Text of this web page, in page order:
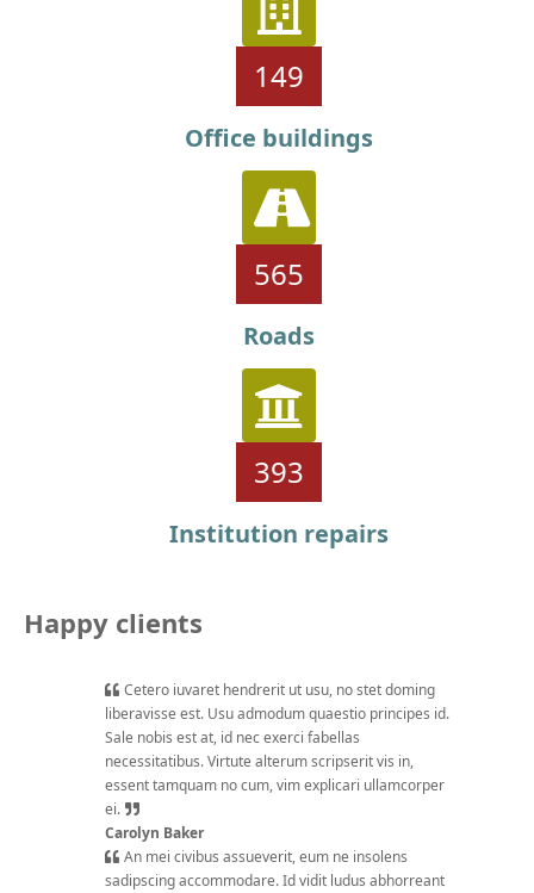
175
Office buildings
571
Roads
393
Institution repairs
Happy clients
Cetero iuvaret hendrerit ut usu, no stet doming
liberavisse est. Usu admodum quaestio principes id.
Sale nobis est at, id nec exerci fabellas
necessitatibus. Virtute alterum scripserit vis in,
essent tamquam no cum, vim explicari ullamcorper
ei.
Carolyn Baker
An mei civibus assueverit, eum ne insolens
sadipscing accommodare. Id vidit ludus abhorreant